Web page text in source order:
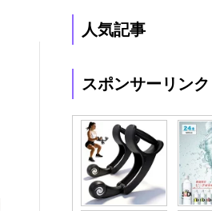
人気記事
スポンサーリンク